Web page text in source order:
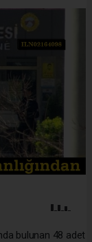
bulunan 48 adet